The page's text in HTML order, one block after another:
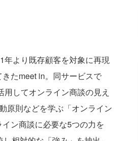
より既存顧客を対象に再現
たmeet in。同サービスで
してオンライン商談の見え
原則などを学ぶ「オンライン
ン商談に必要な5つの力を